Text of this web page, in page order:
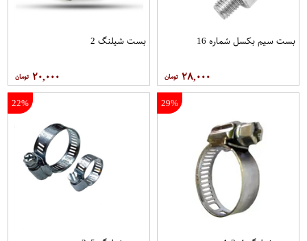
بست سیم بکسل شماره 16
۲۸,۰۰۰
بست شیلنگ 2
۲۰,۰۰۰
29%
22%